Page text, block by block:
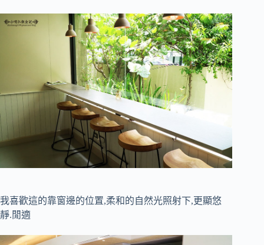
我喜歡這的靠窗邊的位置,柔和的自然光照射下,更顯悠
靜.閒適